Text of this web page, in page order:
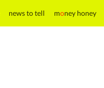
news to tell money honey